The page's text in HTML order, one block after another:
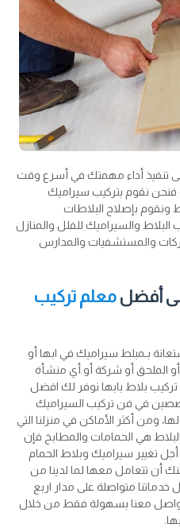
تنفيذ أداء مهمتك في أسرع وقت
فنحن نقوم بتركيب سيراميك
ونقوم بإصلاح البلاطات
والسيراميك للفلل والمنازل
والمستشفيات والمدارس
أفضل معلم تركيب
بـمبلط سيراميك في ابها أو
أو الملحق أو شركة أو أي منشأة
بلاط بابها نوفر لك افضل
في فن تركيب السيراميك
ومن أكثر الأماكن في منزلنا التي
البلاط هي الحمامات والمطابخ فإن
تغيير سيراميك وبلاط الحمام
أن تتعامل معها لما لدينا من
خدماتنا متواصلة على مدار اربع
معنا بسهولة فقط من خلال